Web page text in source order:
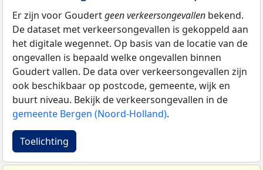
Er zijn voor Goudertgeen verkeersongevallen bekend.
De dataset met verkeersongevallen is gekoppeld aan
het digitale wegennet. Op basis van de locatie van de
ongevallen is bepaald welke ongevallen binnen
Goudert vallen. De data over verkeersongevallen zijn
ook beschikbaar op postcode, gemeente, wijk en
buurt niveau. Bekijk de verkeersongevallen in de
gemeente Bergen (Noord-Holland).
Toelichting